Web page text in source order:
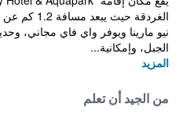
نيو مارينا ويوفر واي فاي مجاني،
الجبل، وإمكانية...
المزيد
من الجيد أن تعلم